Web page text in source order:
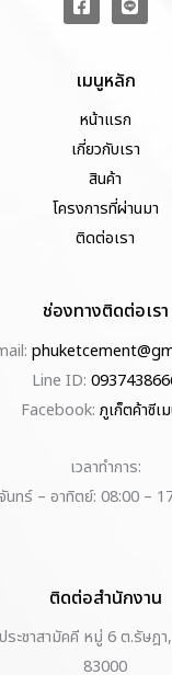
เมนูหลัก
หน้าแรก
เกี่ยวกับเรา
สินค้า
โครงการที่ผ่านมา
ติดต่อเรา
ช่องทางติดต่อเรา
Line ID:
Facebook: ภูเก็ตค้าซีเ
เวลาทำการ:
จันทร์ – อาทิตย์: 08:00 –
ติดต่อสำนักงาน
ะชาสามัคคี หมู่ 6 ต.รัษฎา
83000